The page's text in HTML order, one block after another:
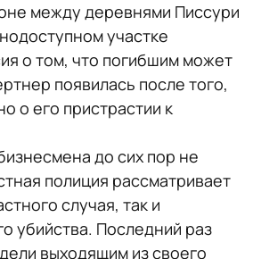
между деревнями Писсури
участке
о том, что погибшим может
появилась после того,
о его пристрастии к
до сих пор не
полиция рассматривает
случая, так и
убийства. Последний раз
выходящим из своего